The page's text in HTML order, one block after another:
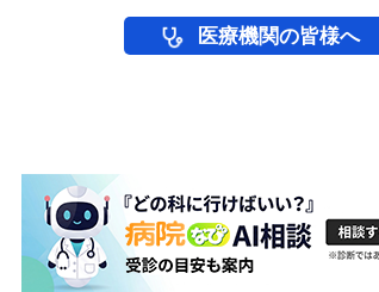
医療機関の皆様へ